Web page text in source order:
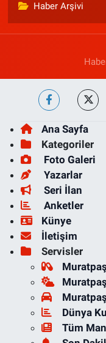
Haber Arşivi
Ana Sayfa
Kategoriler
Foto Galeri
Yazarlar
Seri İlan
Anketler
Künye
İletişim
Servisler
Dünya
Tüm